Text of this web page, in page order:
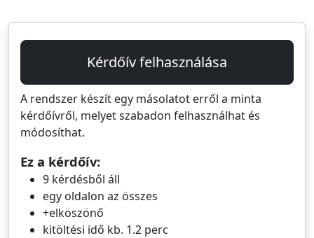
Kérdőív felhasználása
A rendszer készít egy másolatot erről a minta
kérdőívről, melyet szabadon felhasználhat és
módosíthat.
Ez a kérdőív:
9 kérdésből áll
egy oldalon az összes
+elköszönő
kitöltési idő kb. 1.2 perc